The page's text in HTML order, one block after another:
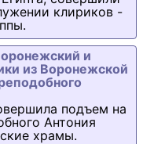
клириков -
и
из Воронежской
подъем на
Антония
храмы.